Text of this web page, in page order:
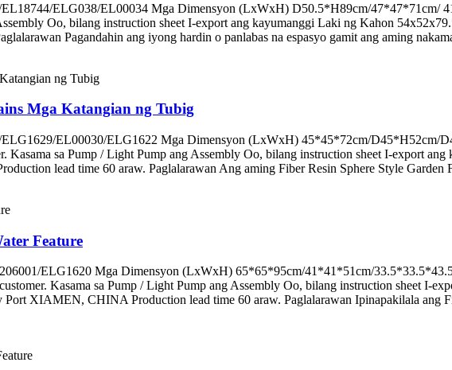
ELG038/EL00034 Mga Dimensyon (LxWxH) D50.5*H89cm/47*47*71cm/
Oo, bilang instruction sheet I-export ang kayumanggi Laki ng Kahon
Pagandahin ang iyong hardin o panlabas na espasyo gamit ang aming
Mga Katangian ng Tubig
EL00030/ELG1622 Mga Dimensyon (LxWxH) 45*45*72cm/D45*H52cm/
Kasama sa Pump / Light Pump ang Assembly Oo, bilang instruction sheet I-export
lead time 60 araw. Paglalarawan Ang aming Fiber Resin Sphere Style Garden
Feature
ELG1620 Mga Dimensyon (LxWxH) 65*65*95cm/41*41*51cm/
Kasama sa Pump / Light Pump ang Assembly Oo, bilang instruction sheet I-
XIAMEN, CHINA Production lead time 60 araw. Paglalarawan Ipinapakilala ang